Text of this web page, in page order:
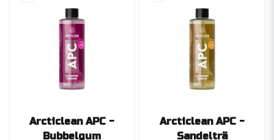
Arcticlean APC -
Bubbelgum
Arcticlean APC -
Sandelträ